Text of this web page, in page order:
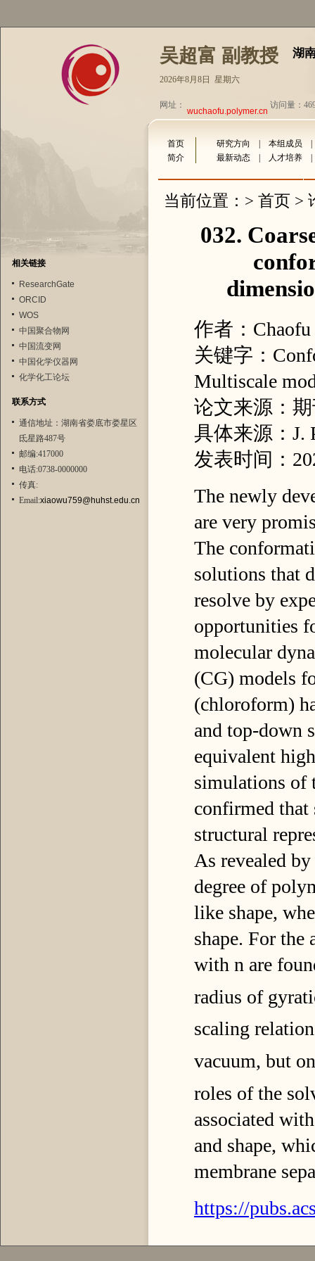
吴超富 副教授 湖
2026年8月8日 星期六
网址： wuchaofu.polymer.cn 访问量：
相关链接
ResearchGate
ORCID
WOS
中国聚合物网
中国流变网
中国化学仪器网
化学化工论坛
联系方式
通信地址：湖南省娄底市娄星区
氐星路487号
邮编:417000
电话:0738-0000000
传真:
Email:xiaowu759@huhst.edu.cn
首页 研究方向 本组成员
简介
最新动态 人才培养
当前位置：> 首页 >
032.
作者：Chaofu
关键字：
Multiscale
论文来源：
具体来源：J.
发表时间：
The newly
are very
The
solutions that
resolve by
opportunities
molecular
(CG) models
(chloroform)
and top-down
equivalent
simulations of
confirmed
structural
As revealed
degree of
like shape,
shape. For the
with n are
radius of
scaling
vacuum, but
roles of the
associated
and shape,
membrane
https://